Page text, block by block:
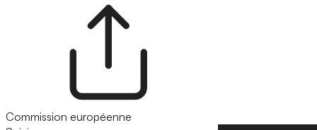
Commission européenne